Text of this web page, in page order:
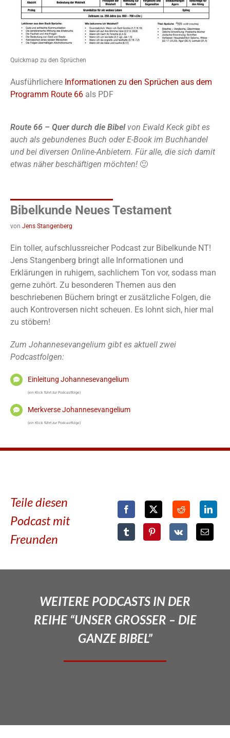
Quickmap zu den Sprüchen
Ausführlichere Informationen zu den Sprüchen aus dem
Programm Route 66 als PDF
Route 66 – Quer durch die Bibel von Ewald Keck gibt es
auch als gebundenes Buch oder E-Book im Buchhandel
und bei diversen Online-Anbietern. Für alle, die sich damit
etwas näher beschäftigen möchten! 🙂
Bibelkunde Neues Testament
von Jens Stangenberg
Ein toller, aufschlussreicher Podcast zur Bibelkunde NT!
Jens Stangenberg bringt alle Informationen und
Erklärungen in ruhigem, sachlichem Ton vor, sodass man
gerne zuhört. Zu besonderen Themen aus den
beschriebenen Büchern bringt er zusätzliche Folgen, die
auch Kontroversen nicht scheuen. Es lohnt sich, hier mal
zu stöbern!
Zum Johannesevangelium gibt es aktuell zwei
Podcastfolgen:
Einleitung Johannesevangelium
(ein Klick führt zur Podcastfolge)
Merkverse Johannesevangelium
(ein Klick führt zur Podcastfolge)
Teile diesen
Podcast mit
Freunden
WEITERE PODCASTS IN DER
REIHE “UNSER GROSSER – DIE
GANZE BIBEL”